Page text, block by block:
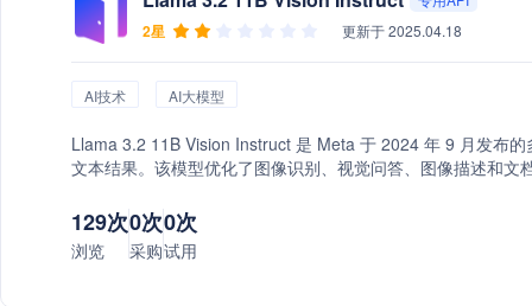
2星 更新于 2025.04.18
AI技术 AI大模型
Llama 3.2 11B Vision Instruct 是 Meta 于 2024 年 9 月发布
文本结果。该模型优化了图像识别、视觉问答、图像描述和
129次
浏览
0次
采购
0次
试用